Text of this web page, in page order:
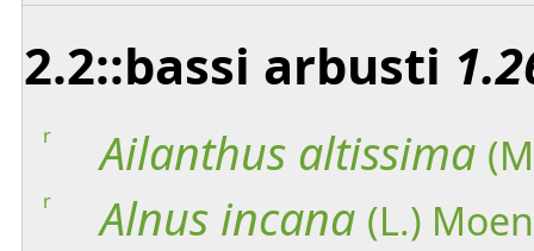
2.2::bassi arbusti
r Ailanthus altissima
r Alnus incana (L.)